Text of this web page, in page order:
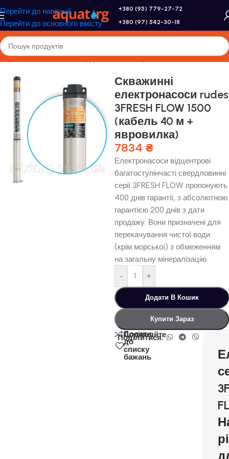
Перейти до навігації
Перейти до основного вмісту
+380 (95) 779-27-72
+380 (97) 542-30-18
Sprut Rudes Aruna/Свердловинні електронасоси/3FRESH FLOW
Скважинні
електронасоси rudes
3FRESH FLOW 1500
(кабель 40 м +
явровилка)
7834 ₴
Електронасоси відцентрові
багатоступінчасті свердловинні
серії 3FRESH FLOW пропонують
400 днів гарантії, з абсолютною
гарантією 200 днів з дати
продажу. Вони призначені для
перекачування чистої води
(крім морської) з обмеженням
на загальну мінералізацію.
-
+
Додати В Кошик
Купити Зараз
Порівняйте
Додати
до
списку
бажань
Поділитися: